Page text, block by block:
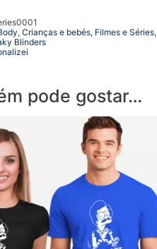
, Crianças e bebés, Filmes e Séries,
Blinders
pode gostar…